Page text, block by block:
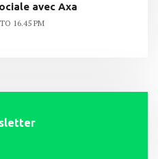
avec Axa
16.45 PM